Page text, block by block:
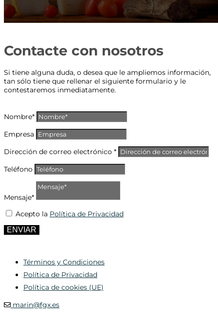
Contacte con nosotros
Si tiene alguna duda, o desea que le ampliemos información,
tan sólo tiene que rellenar el siguiente formulario y le
contestaremos inmediatamente.
Nombre*
Empresa
Dirección de correo electrónico *
Teléfono
Mensaje*
Acepto la Política de Privacidad
ENVIAR
Términos y Condiciones
Política de Privacidad
Política de cookies (UE)
marin@fgx.es